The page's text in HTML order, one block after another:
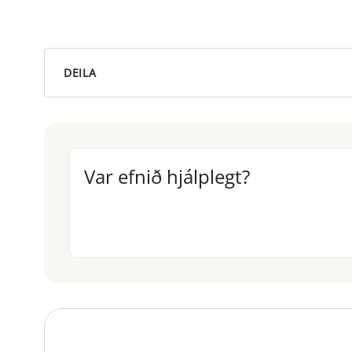
DEILA
Var efnið hjálplegt?
Var efnið hjálplegt?